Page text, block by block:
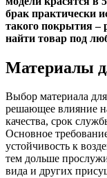
брак практически
такого покрытия –
найти товар под
Материалы
Выбор материала
решающее влияние
качества, срок
Основное
устойчивость к
тем дольше
вида и других